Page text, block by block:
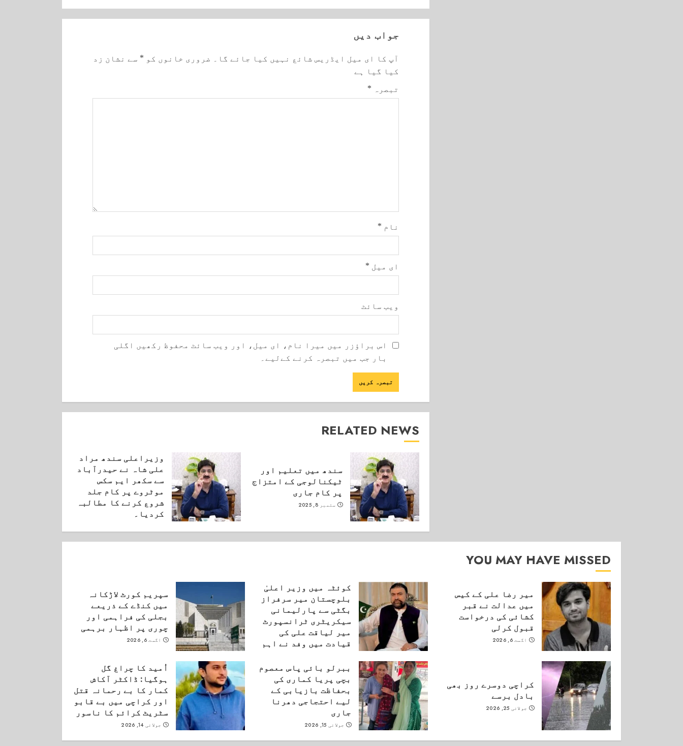
جواب دیں
آپ کا ای میل ایڈریس شائع نہیں کیا جائے گا۔ ضروری خانوں کو * سے نشان زد
کیا گیا ہے
تبصرہ *
نام *
ای میل *
ویب‌ سائٹ
اس براؤزر میں میرا نام، ای میل، اور ویب سائٹ محفوظ رکھیں اگلی
بار جب میں تبصرہ کرنے کےلیے۔
RELATED NEWS
سندھ میں تعلیم اور
ٹیکنالوجی کے امتزاج
پر کام جاری
ستمبر 8, 2025
وزیراعلی سندھ مراد
علی شاہ نے حیدرآباد
سے سکھر ایم سکس
موٹروے پر کام جلد
شروع کرنے کا مطالبہ
کردیا۔
YOU MAY HAVE MISSED
میر رضا علی کے کیس
میں عدالت نے قبر
کشائی کی درخواست
قبول کرلی
اگست 6, 2026
کوئٹہ میں وزیر اعلیٰ
بلوچستان میر سرفراز
بگٹی سے پارلیمانی
سیکریٹری ٹرانسپورٹ
میر لیاقت علی کی
قیادت میں وفد نے اہم
اگست 6, 2026
سپریم کورٹ لاڑکانہ
میں کنڈے کے ذریعے
بجلی کی فراہمی اور
چوری پر اظہار برہمی
اگست 6, 2026
کراچی دوسرے روز بھی
بادل برسے
جولائی 25, 2026
ببرلو بائی پاس معصوم
بچی پریا کماری کی
بحفاظت بازیابی کے
لیے احتجاجی دھرنا
جاری
جولائی 15, 2026
اُمید کا چراغ گل
ہوگیا: ڈاکٹر آکاش
کمار کا بے رحمانہ قتل
اور کراچی میں بے قابو
سٹریٹ کرائم کا ناسور
جولائی 14, 2026